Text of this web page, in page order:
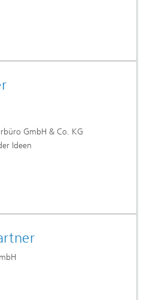
GmbH & Co. KG
Ideen